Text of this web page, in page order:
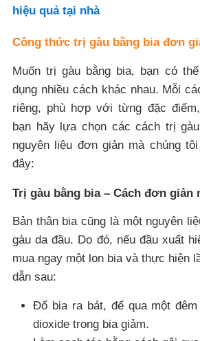
hiệu quả tại nhà
Công thức trị gàu bằng bia đơn
Muốn trị gàu bằng bia, bạn có
dụng nhiều cách khác nhau. Mỗi
riêng, phù hợp với từng đặc
bạn hãy lựa chọn các cách trị
nguyên liệu đơn giản mà chúng
đây:
Trị gàu bằng bia – Cách đơn giản
Bản thân bia cũng là một nguyên
gàu da đầu. Do đó, nếu đầu xuất
mua ngay một lon bia và thực hiện
dẫn sau:
Đổ bia ra bát, để qua một
dioxide trong bia giảm.